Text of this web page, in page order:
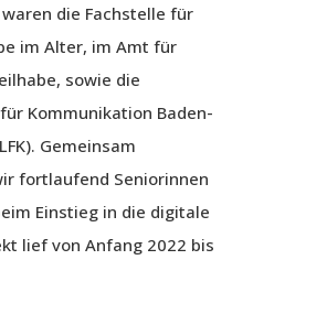
die Fachstelle für
im Alter, im Amt für
sowie die
Kommunikation Baden-
Gemeinsam
fortlaufend Seniorinnen
Einstieg in die digitale
lief von Anfang 2022 bis